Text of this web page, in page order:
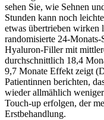
sehen Sie, wie Sehnen
Stunden kann noch
etwas übertrieben wirken
randomisierte 24-
Hyaluron-Filler mit
durchschnittlich 18,4
9,7 Monate Effekt zeigt
Patientinnen berichten,
wieder allmählich
Touch-up erfolgen, der
Erstbehandlung.